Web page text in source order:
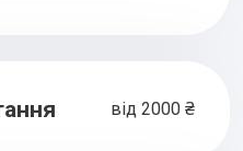
від 2000 ₴